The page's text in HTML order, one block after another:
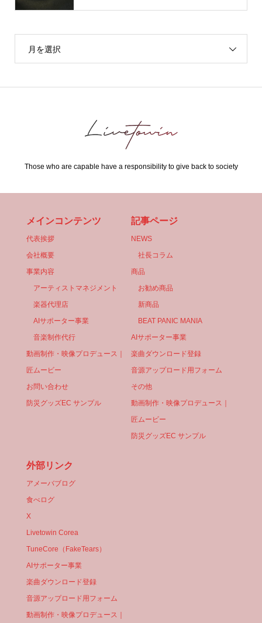
月を選択
Those who are capable have a responsibility to give back to society
メインコンテンツ
代表挨拶
会社概要
事業内容
アーティストマネジメント
楽器代理店
AIサポーター事業
音楽制作代行
動画制作・映像プロデュース｜
匠ムービー
お問い合わせ
防災グッズEC サンプル
記事ページ
NEWS
社長コラム
商品
お勧め商品
新商品
BEAT PANIC MANIA
AIサポーター事業
楽曲ダウンロード登録
音源アップロード用フォーム
その他
動画制作・映像プロデュース｜
匠ムービー
防災グッズEC サンプル
外部リンク
アメーバブログ
食べログ
X
Livetowin Corea
TuneCore（FakeTears）
AIサポーター事業
楽曲ダウンロード登録
音源アップロード用フォーム
動画制作・映像プロデュース｜